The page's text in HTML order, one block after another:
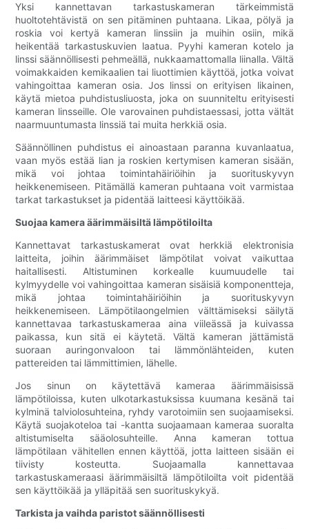
Yksi kannettavan tarkastuskameran tärkeimmistä
huoltotehtävistä on sen pitäminen puhtaana. Likaa, pölyä ja
roskia voi kertyä kameran linssiin ja muihin osiin, mikä
heikentää tarkastuskuvien laatua. Pyyhi kameran kotelo ja
linssi säännöllisesti pehmeällä, nukkaamattomalla liinalla. Vältä
voimakkaiden kemikaalien tai liuottimien käyttöä, jotka voivat
vahingoittaa kameran osia. Jos linssi on erityisen likainen,
käytä mietoa puhdistusliuosta, joka on suunniteltu erityisesti
kameran linsseille. Ole varovainen puhdistaessasi, jotta vältät
naarmuuntumasta linssiä tai muita herkkiä osia.
Säännöllinen puhdistus ei ainoastaan ​​paranna kuvanlaatua,
vaan myös estää lian ja roskien kertymisen kameran sisään,
mikä voi johtaa toimintahäiriöihin ja suorituskyvyn
heikkenemiseen. Pitämällä kameran puhtaana voit varmistaa
tarkat tarkastukset ja pidentää laitteesi käyttöikää.
Suojaa kamera äärimmäisiltä lämpötiloilta
Kannettavat tarkastuskamerat ovat herkkiä elektronisia
laitteita, joihin äärimmäiset lämpötilat voivat vaikuttaa
haitallisesti. Altistuminen korkealle kuumuudelle tai
kylmyydelle voi vahingoittaa kameran sisäisiä komponentteja,
mikä johtaa toimintahäiriöihin ja suorituskyvyn
heikkenemiseen. Lämpötilaongelmien välttämiseksi säilytä
kannettavaa tarkastuskameraa aina viileässä ja kuivassa
paikassa, kun sitä ei käytetä. Vältä kameran jättämistä
suoraan auringonvaloon tai lämmönlähteiden, kuten
pattereiden tai lämmittimien, lähelle.
Jos sinun on käytettävä kameraa äärimmäisissä
lämpötiloissa, kuten ulkotarkastuksissa kuumana kesänä tai
kylminä talviolosuhteina, ryhdy varotoimiin sen suojaamiseksi.
Käytä suojakoteloa tai -kantta suojaamaan kameraa suoralta
altistumiselta sääolosuhteille. Anna kameran tottua
lämpötilaan vähitellen ennen käyttöä, jotta laitteen sisään ei
tiivisty kosteutta. Suojaamalla kannettavaa
tarkastuskameraasi äärimmäisiltä lämpötiloilta voit pidentää
sen käyttöikää ja ylläpitää sen suorituskykyä.
Tarkista ja vaihda paristot säännöllisesti